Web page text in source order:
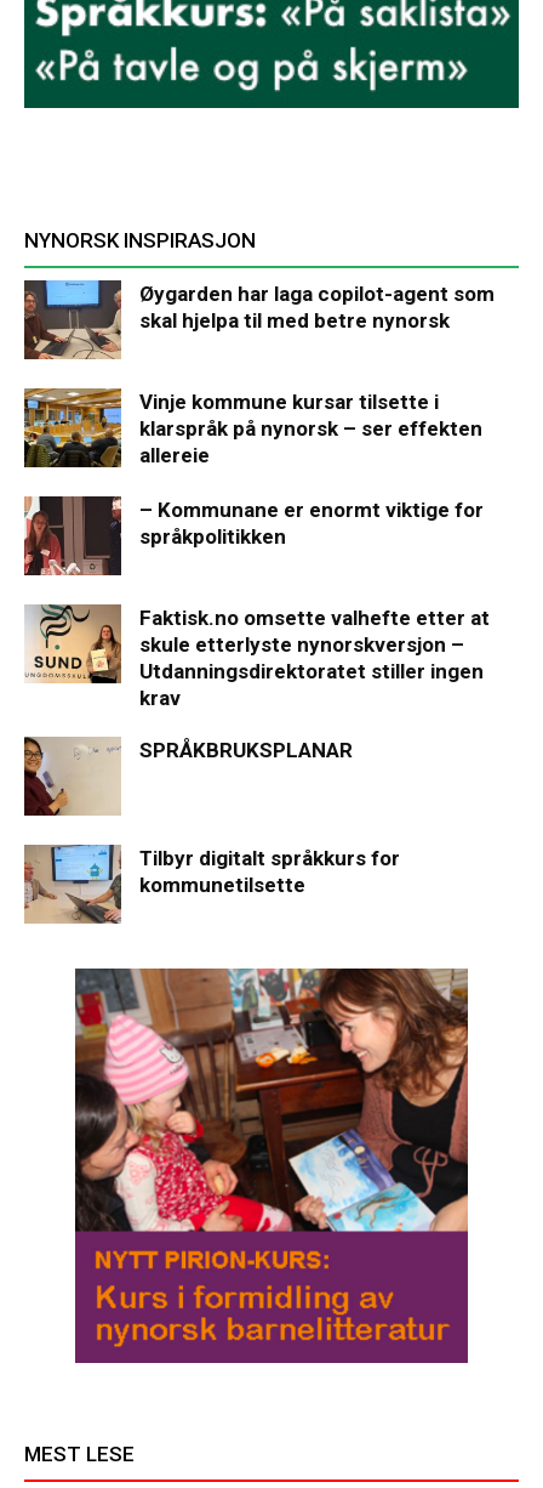
NYNORSK INSPIRASJON
Øygarden har laga copilot-agent som
skal hjelpa til med betre nynorsk
Vinje kommune kursar tilsette i
klarspråk på nynorsk – ser effekten
allereie
– Kommunane er enormt viktige for
språkpolitikken
Faktisk.no omsette valhefte etter at
skule etterlyste nynorskversjon –
Utdanningsdirektoratet stiller ingen
krav
SPRÅKBRUKSPLANAR
Tilbyr digitalt språkkurs for
kommunetilsette
MEST LESE